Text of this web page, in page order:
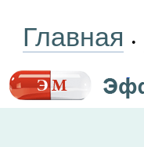
Главная •